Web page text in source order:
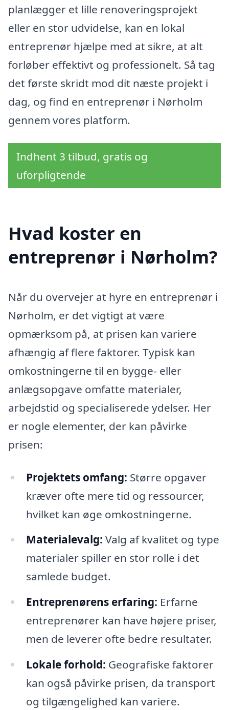
planlægger et lille renoveringsprojekt
eller en stor udvidelse, kan en lokal
entreprenør hjælpe med at sikre, at alt
forløber effektivt og professionelt. Så tag
det første skridt mod dit næste projekt i
dag, og find en entreprenør i Nørholm
gennem vores platform.
Indhent 3 tilbud, gratis og
uforpligtende
Hvad koster en
entreprenør i Nørholm?
Når du overvejer at hyre en entreprenør i
Nørholm, er det vigtigt at være
opmærksom på, at prisen kan variere
afhængig af flere faktorer. Typisk kan
omkostningerne til en bygge- eller
anlægsopgave omfatte materialer,
arbejdstid og specialiserede ydelser. Her
er nogle elementer, der kan påvirke
prisen:
Projektets omfang: Større opgaver
kræver ofte mere tid og ressourcer,
hvilket kan øge omkostningerne.
Materialevalg: Valg af kvalitet og type
materialer spiller en stor rolle i det
samlede budget.
Entreprenørens erfaring: Erfarne
entreprenører kan have højere priser,
men de leverer ofte bedre resultater.
Lokale forhold: Geografiske faktorer
kan også påvirke prisen, da transport
og tilgængelighed kan variere.